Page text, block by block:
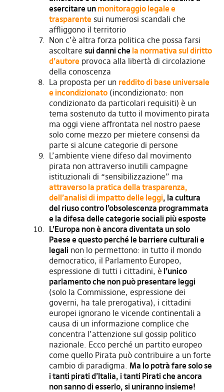
esercitare un monitoraggio legale e
trasparentesui numerosi scandali che
affliggono il territorio
Non c’è altra forza politica che possa farsi
ascoltare sui danni che la normativa sul diritto
d’autoreprovoca alla libertà di circolazione
della conoscenza
La proposta per un reddito di base universale
e incondizionato(incondizionato: non
condizionato da particolari requisiti) è un
tema sostenuto da tutto il movimento pirata
ma oggi viene affrontata nel nostro paese
solo come mezzo per mietere consensi da
parte si alcune categorie di persone
L’ambiente viene difeso dal movimento
pirata non attraverso inutili campagne
istituzionali di “sensibilizzazione” ma
attraverso la pratica della trasparenza,
dell’analisi di impatto delle leggi, la cultura
del riuso contro l’obsolescenza programmata
e la difesa delle categorie sociali più esposte
L’Europa non è ancora diventata un solo
Paese e questo perché le barriere culturali e
legali non lo permettono: in tutto il mondo
democratico, il Parlamento Europeo,
espressione di tutti i cittadini, è l’unico
parlamento che non può presentare leggi
(solo la Commissione, espressione dei
governi, ha tale prerogativa), i cittadini
europei ignorano le vicende continentali a
causa di un informazione complice che
concentra l’attenzione sul gossip politico
nazionale. Ecco perché un partito europeo
come quello Pirata può contribuire a un forte
cambio di paradigma. Ma lo potrà fare solo se
i tanti pirati d’Italia, i tanti Pirati che ancora
non sanno di esserlo, si uniranno insieme!